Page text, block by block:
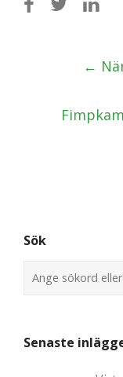
Post
←
Sök
Senaste